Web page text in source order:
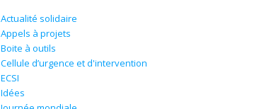
Actualité solidaire
Appels à projets
Boite à outils
Cellule d’urgence et d'intervention
ECSI
Idées